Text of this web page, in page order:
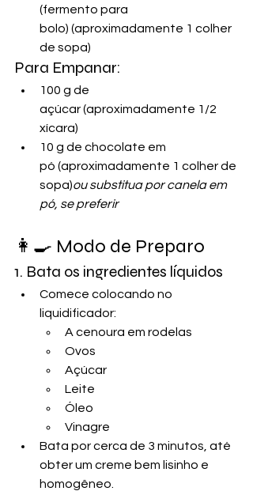
(fermento para
bolo) (aproximadamente 1 colher
de sopa)
Para Empanar:
100 g de
açúcar (aproximadamente 1/2
xícara)
10 g de chocolate em
pó (aproximadamente 1 colher de
sopa)ou substitua por canela em
pó, se preferir
👩‍🍳 Modo de Preparo
1. Bata os ingredientes líquidos
Comece colocando no
liquidificador:
A cenoura em rodelas
Ovos
Açúcar
Leite
Óleo
Vinagre
Bata por cerca de 3 minutos, até
obter um creme bem lisinho e
homogêneo.